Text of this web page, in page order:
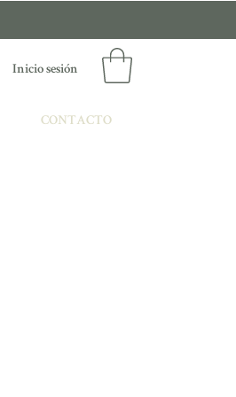
Inicio sesión
CONTACTO